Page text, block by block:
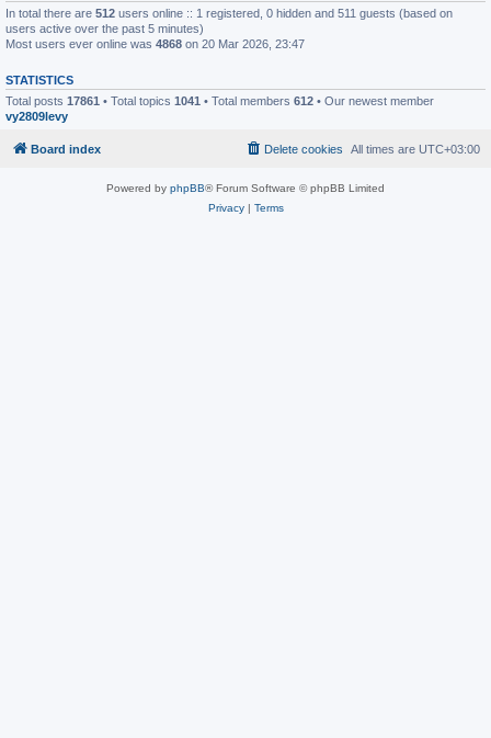
In total there are 512 users online :: 1 registered, 0 hidden and 511 guests (based on
users active over the past 5 minutes)
Most users ever online was 4868 on 20 Mar 2026, 23:47
STATISTICS
Total posts 17861 • Total topics 1041 • Total members 612 • Our newest member
vy2809levy
Board index All times are UTC+03:00
Delete cookies
Powered by phpBB® Forum Software © phpBB Limited
Privacy| Terms